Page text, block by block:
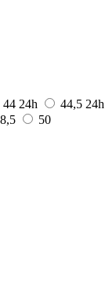
44 24h 44,5 24h
50